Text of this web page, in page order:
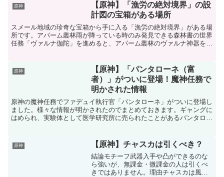
原神
【原神】「漁労の絶対境界」の設
計図の宝箱がある場所
スメール地域の珍奇な宝箱から手に入る「漁労の絶対境界」がある場
所です。アパーム叢林雨が降っている時のみ発見できる森林書の世界
任務「ヴァルナ伽陀」を進めると、アパーム叢林のヴァルナ神器を使
原神
【原神】「パンタローネ（富
者）」がついに登場！魔神任務で
明かされた情報
原神の魔神任務でファデュイ執行官「パンタローネ」がついに登場し
ました。様々な情報が明かされたのでまとめておきます。ギャングに
はめられ、実験体として医学研究所に売られたことがあるパンタロー
原神 【原神】チャスカは引くべき？
結論モチーフ武器入手や凸ができるのな
ら強いが、無課金・微課金の人は引くべ
きではありません。理由チャスカは風元